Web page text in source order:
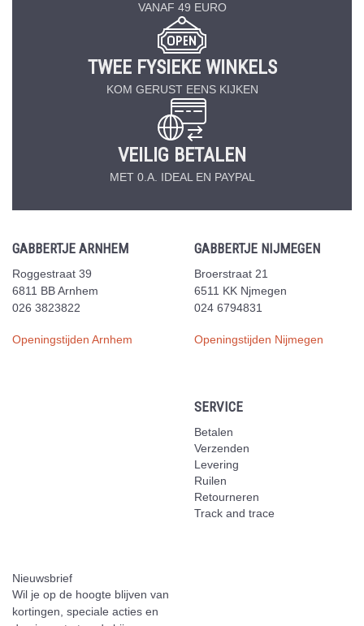
VANAF 49 EURO
TWEE FYSIEKE WINKELS
KOM GERUST EENS KIJKEN
VEILIG BETALEN
MET 0.A. IDEAL EN PAYPAL
GABBERTJE ARNHEM
Roggestraat 39
6811 BB Arnhem
026 3823822
Openingstijden Arnhem
GABBERTJE NIJMEGEN
Broerstraat 21
6511 KK Njmegen
024 6794831
Openingstijden Nijmegen
SERVICE
Betalen
Verzenden
Levering
Ruilen
Retourneren
Track and trace
Nieuwsbrief
Wil je op de hoogte blijven van
kortingen, speciale acties en